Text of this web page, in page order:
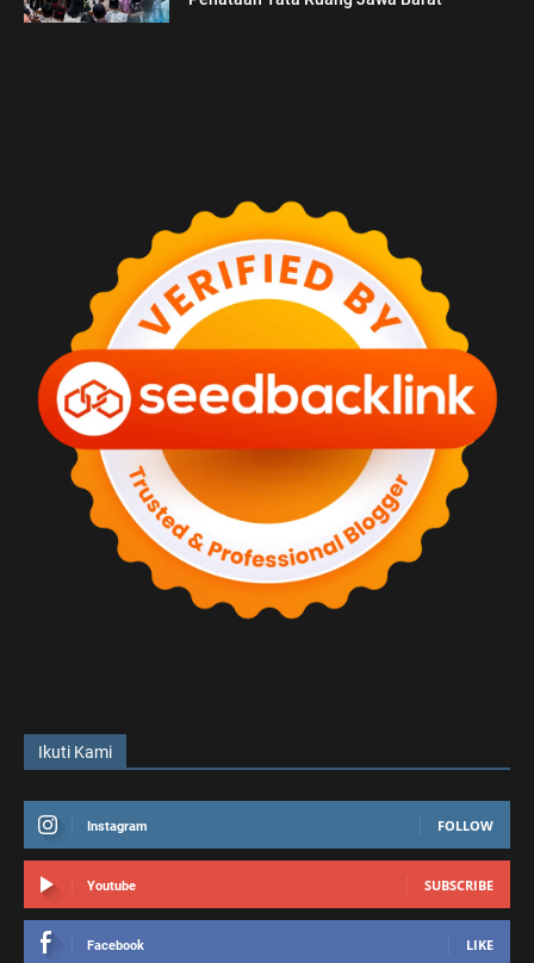
Ikuti Kami
Instagram FOLLOW
Youtube SUBSCRIBE
Facebook LIKE